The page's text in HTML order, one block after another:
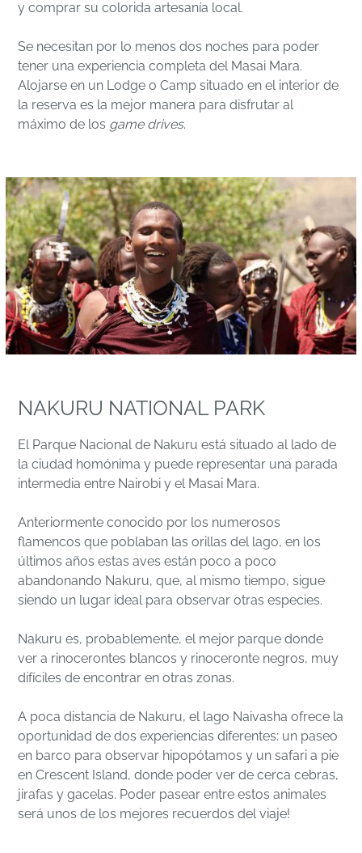
y comprar su colorida artesanía local.
Se necesitan por lo menos dos noches para poder
tener una experiencia completa del Masai Mara.
Alojarse en un Lodge o Camp situado en el interior de
la reserva es la mejor manera para disfrutar al
máximo de los game drives.
NAKURU NATIONAL PARK
El Parque Nacional de Nakuru está situado al lado de
la ciudad homónima y puede representar una parada
intermedia entre Nairobi y el Masai Mara.
Anteriormente conocido por los numerosos
flamencos que poblaban las orillas del lago, en los
últimos años estas aves están poco a poco
abandonando Nakuru, que, al mismo tiempo, sigue
siendo un lugar ideal para observar otras especies.
Nakuru es, probablemente, el mejor parque donde
ver a rinocerontes blancos y rinoceronte negros, muy
difíciles de encontrar en otras zonas.
A poca distancia de Nakuru, el lago Naivasha ofrece la
oportunidad de dos experiencias diferentes: un paseo
en barco para observar hipopótamos y un safari a pie
en Crescent Island, donde poder ver de cerca cebras,
jirafas y gacelas. Poder pasear entre estos animales
será unos de los mejores recuerdos del viaje!